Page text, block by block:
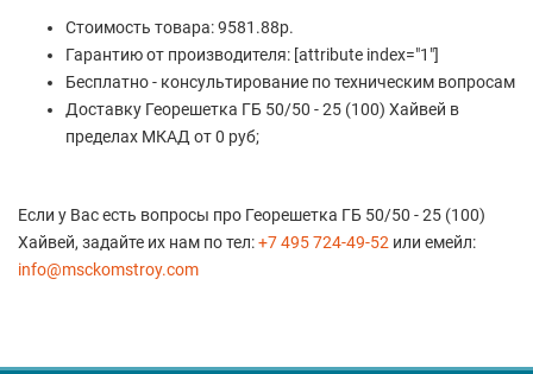
Стоимость товара: 9581.88р.
Гарантию от производителя: [attribute index="1"]
Бесплатно - консультирование по техническим вопросам
Доставку Георешетка ГБ 50/50 - 25 (100) Хайвей в
пределах МКАД от 0 руб;
Если у Вас есть вопросы про Георешетка ГБ 50/50 - 25 (100)
Хайвей, задайте их нам по тел:+7 495 724-49-52 или емейл:
info@msckomstroy.com